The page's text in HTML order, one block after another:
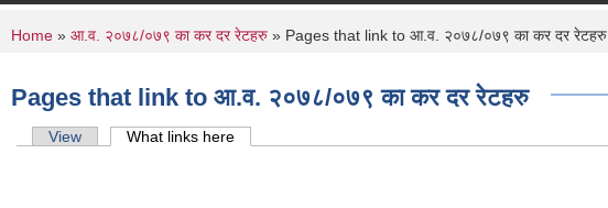
You are here
Home » आ.व. २०७८/०७९ का कर दर रेटहरु » Pages that link to आ.व. २०७८/०७९ का कर दर रेटहरु
Pages that link to आ.व. २०७८/०७९ का कर दर रेटहरु
Primary tabs
View What links here